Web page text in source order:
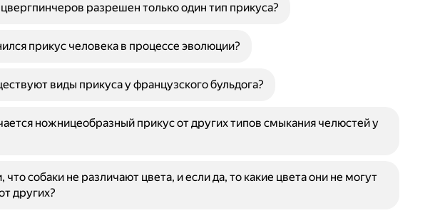
разрешен только один тип прикуса?
прикус человека в процессе эволюции?
виды прикуса у французского бульдога?
ножницеобразный прикус от других типов смыкания челюстей у
что собаки не различают цвета, и если да, то какие цвета они не могут
других?